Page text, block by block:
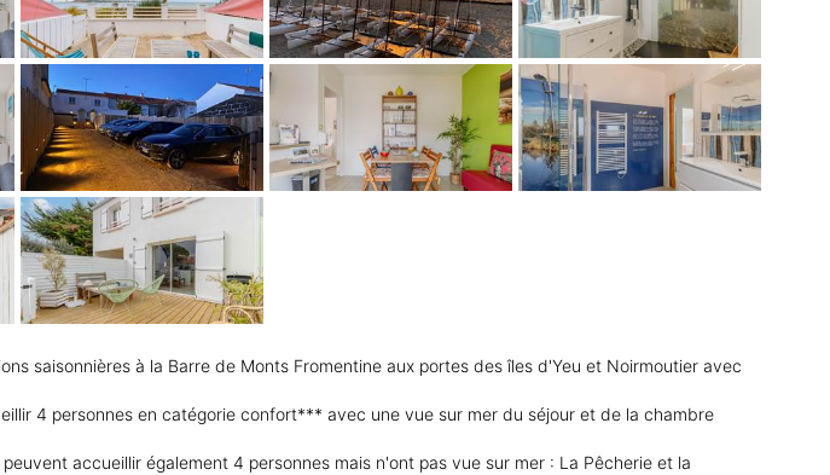
saisonnières à la Barre de Monts Fromentine aux portes des îles d'Yeu et Noirmoutier avec
4 personnes en catégorie confort*** avec une vue sur mer du séjour et de la chambre
accueillir également 4 personnes mais n'ont pas vue sur mer : La Pêcherie et la